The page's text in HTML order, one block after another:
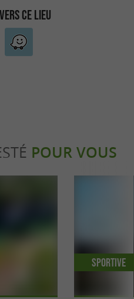
CE LIEU
POUR VOUS
Sportive